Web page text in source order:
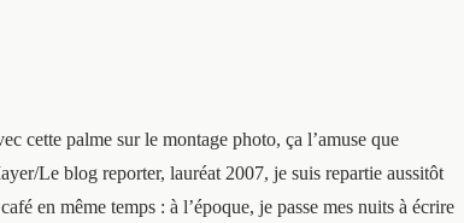
cette palme sur le montage photo, ça l’amuse que
Le blog reporter, lauréat 2007, je suis repartie aussitôt
en même temps : à l’époque, je passe mes nuits à écrire